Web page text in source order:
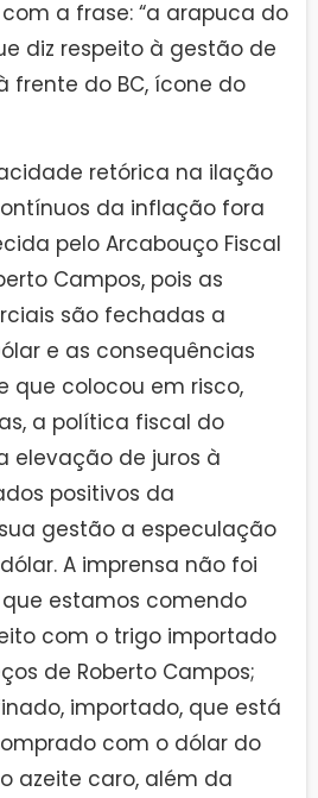
a frase: “a arapuca do
diz respeito à gestão de
frente do BC, ícone do
retórica na ilação
da inflação fora
pelo Arcabouço Fiscal
Campos, pois as
são fechadas a
e as consequências
que colocou em risco,
a política fiscal do
elevação de juros à
positivos da
gestão a especulação
A imprensa não foi
estamos comendo
com o trigo importado
de Roberto Campos;
importado, que está
com o dólar do
azeite caro, além da